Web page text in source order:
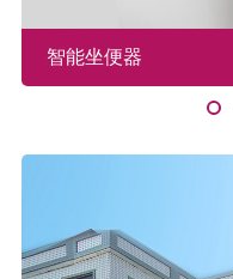
智能坐便器